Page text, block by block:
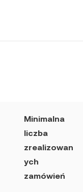
Minimalna
liczba
zrealizowan
ych
zamówień